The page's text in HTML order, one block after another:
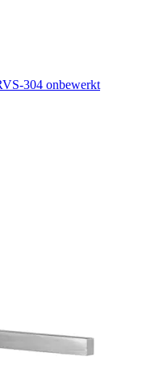
304 onbewerkt